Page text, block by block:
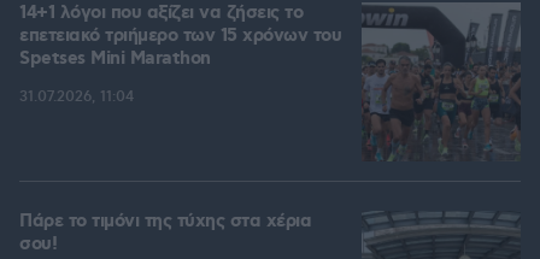
14+1 λόγοι που αξίζει να ζήσεις το
επετειακό τριήμερο των 15 χρόνων του
Spetses Mini Marathon
31.07.2026, 11:04
Πάρε το τιμόνι της τύχης στα χέρια
σου!